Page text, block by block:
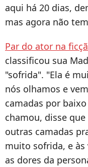
aqui há 20 dias,
mas agora não
Par do ator na
classificou sua
"sofrida". "Ela é
nós olhamos e
camadas por
chamou, disse
outras camadas
muito sofrida, e
as dores da